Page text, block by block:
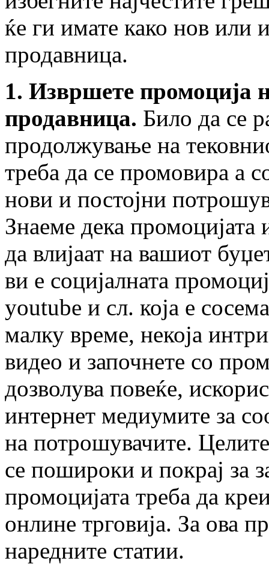
ќе ги имате како нов или
продавница.
1. Извршете промоција
продавница. Било да се
продолжување на
треба да се промовира а
нови и постојни
Знаеме дека
да влијаат на вашиот
ви е социјалната
youtube и сл. која е
малку време, некоја
видео и започнете со
дозволува повеќе,
интернет медиумите за
на потрошувачите.
се пошироки и покрај за
промоцијата треба да
онлине трговија. За ова
наредните статии.